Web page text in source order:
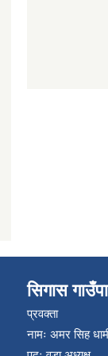
सिगास
प्रवक्ता
नामः अमर सिह